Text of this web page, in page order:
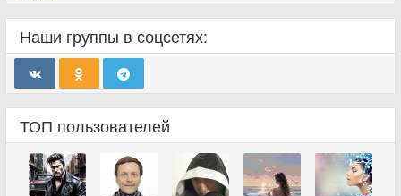
Наши группы в соцсетях:
ТОП пользователей